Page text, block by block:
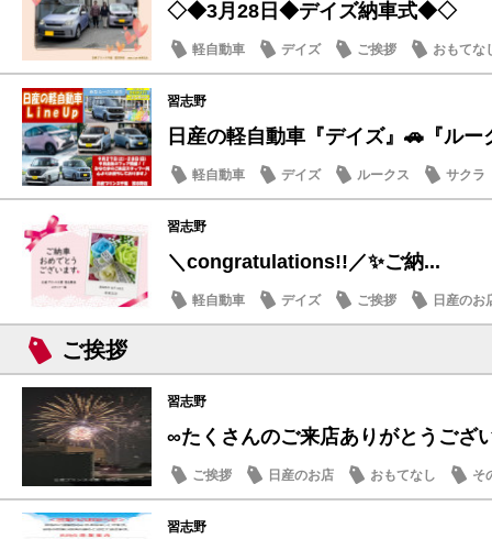
◇◆3月28日◆デイズ納車式◆◇
軽自動車 デイズ ご挨拶 おもてな
習志野
日産の軽自動車『デイズ』🚗『ル
軽自動車 デイズ ルークス サクラ
習志野
＼congratulations!!／✨ご納...
軽自動車 デイズ ご挨拶 日産のお
ご挨拶
習志野
∞たくさんのご来店ありがとうござ
ご挨拶 日産のお店 おもてなし そ
習志野